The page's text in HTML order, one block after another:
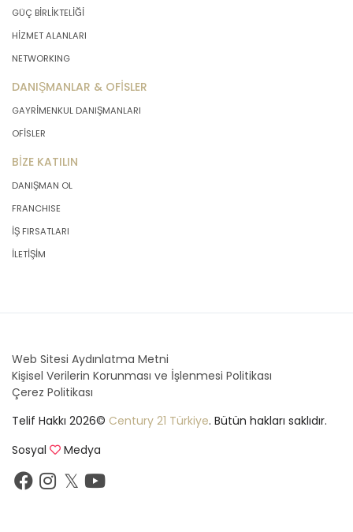
GÜÇ BİRLİKTELİĞİ
HİZMET ALANLARI
NETWORKING
DANIŞMANLAR & OFİSLER
GAYRİMENKUL DANIŞMANLARI
OFİSLER
BİZE KATILIN
DANIŞMAN OL
FRANCHISE
İŞ FIRSATLARI
İLETİŞİM
Web Sitesi Aydınlatma Metni
Kişisel Verilerin Korunması ve İşlenmesi Politikası
Çerez Politikası
Telif Hakkı 2026© Century 21 Türkiye. Bütün hakları saklıdır.
Sosyal
Medya